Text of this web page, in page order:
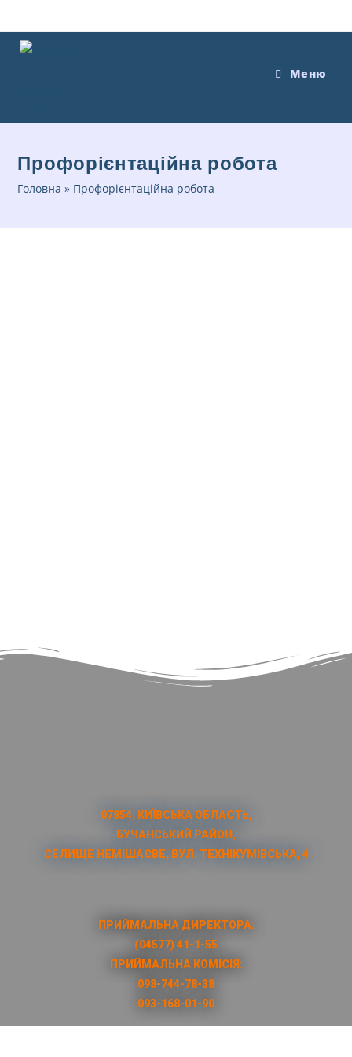
Меню
Профорієнтаційна робота
Головна » Профорієнтаційна робота
07854, КИЇВСЬКА ОБЛАСТЬ,
БУЧАНСЬКИЙ РАЙОН,
СЕЛИЩЕ НЕМІШАЄВЕ, ВУЛ. ТЕХНІКУМІВСЬКА, 4
ПРИЙМАЛЬНА ДИРЕКТОРА:
(04577) 41-1-55
ПРИЙМАЛЬНА КОМІСІЯ:
098-744-78-38
093-168-01-90